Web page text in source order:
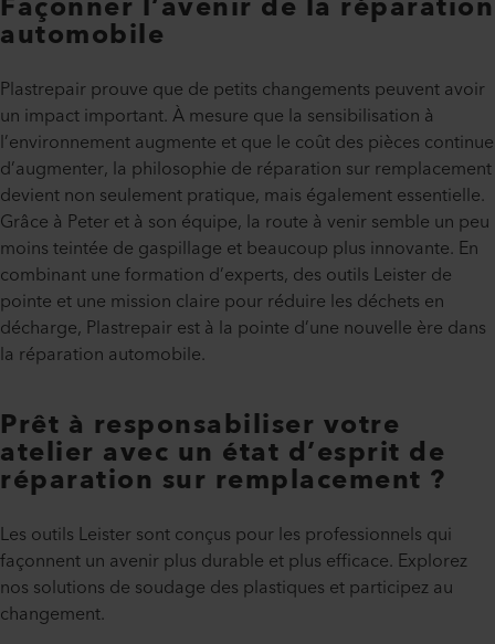
automobile
Plastrepair prouve que de petits changements peuvent avoir
un impact important. À mesure que la sensibilisation à
l’environnement augmente et que le coût des pièces continue
d’augmenter, la philosophie de réparation sur remplacement
devient non seulement pratique, mais également essentielle.
Grâce à Peter et à son équipe, la route à venir semble un peu
moins teintée de gaspillage et beaucoup plus innovante. En
combinant une formation d’experts, des outils Leister de
pointe et une mission claire pour réduire les déchets en
décharge, Plastrepair est à la pointe d’une nouvelle ère dans
la réparation automobile.
Prêt à responsabiliser votre
atelier avec un état d’esprit de
réparation sur remplacement ?
Les outils Leister sont conçus pour les professionnels qui
façonnent un avenir plus durable et plus efficace. Explorez
nos solutions de soudage des plastiques et participez au
changement.